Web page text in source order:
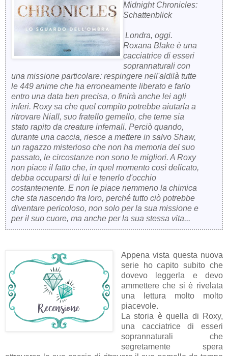
Midnight Chronicles:
Schattenblick
Londra, oggi.
Roxana Blake è una
cacciatrice di esseri
soprannaturali con
una missione particolare: respingere nell'aldilà tutte
le 449 anime che ha erroneamente liberato e farlo
entro una data ben precisa, o finirà anche lei agli
inferi. Roxy sa che quel compito potrebbe aiutarla a
ritrovare Niall, suo fratello gemello, che teme sia
stato rapito da creature infernali. Perciò quando,
durante una caccia, riesce a mettere in salvo Shaw,
un ragazzo misterioso che non ha memoria del suo
passato, le circostanze non sono le migliori. A Roxy
non piace il fatto che, in quel momento così delicato,
debba occuparsi di lui e tenerlo d'occhio
costantemente. E non le piace nemmeno la chimica
che sta nascendo fra loro, perché tutto ciò potrebbe
diventare pericoloso, non solo per la sua missione e
per il suo cuore, ma anche per la sua stessa vita...
Appena vista questa nuova
serie ho capito subito che
dovevo leggerla e devo
ammettere che si è rivelata
una lettura molto molto
piacevole.
La storia è quella di Roxy,
una cacciatrice di esseri
soprannaturali che
segretamente spera